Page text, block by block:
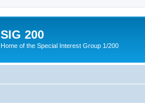
SIG 200
Home of the Special Interest Group 1/200